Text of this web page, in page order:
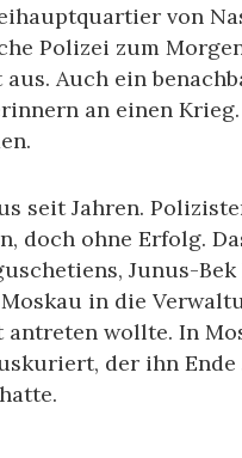
von
Polizei zum
Auch ein
an einen
seit Jahren.
doch ohne Erfolg.
Junus-
in die
wollte. In
der ihn